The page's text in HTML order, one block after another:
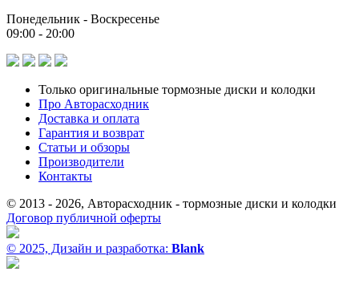
Понедельник - Воскресенье
09:00 - 20:00
Только оригинальные тормозные диски и колодки
Про Авторасходник
Доставка и оплата
Гарантия и возврат
Статьи и обзоры
Производители
Контакты
© 2013 - 2026, Авторасходник - тормозные диски и колодки
Договор публичной оферты
© 2025, Дизайн и разработка: Blank